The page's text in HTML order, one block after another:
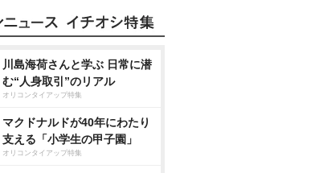
川島海荷さんと学ぶ 日常に潜
む“人身取引”のリアル
オリコンタイアップ特集
マクドナルドが40年にわたり
支える「小学生の甲子園」
オリコンタイアップ特集